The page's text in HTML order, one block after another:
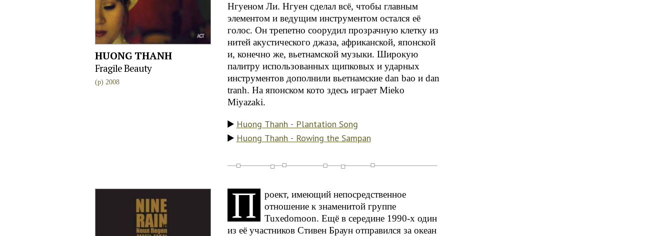
HUONG THANH
Fragile Beauty
(p) 2008
Нгуеном Ли. Нгуен сделал всё, чтобы главным
элементом и ведущим инструментом остался её
голос. Он трепетно соорудил прозрачную клетку из
нитей акустического джаза, африканской, японской
и, конечно же, вьетнамской музыки. Широкую
палитру использованных щипковых и ударных
инструментов дополнили вьетнамские dan bao и dan
tranh. На японском кото здесь играет Mieko
Miyazaki.
Huong Thanh - Plantation Song
Huong Thanh - Rowing the Sampan
П
роект, имеющий непосредственное
отношение к знаменитой группе
Tuxedomoon. Ещё в середине 1990-х один
из её участников Стивен Браун отправился за океан